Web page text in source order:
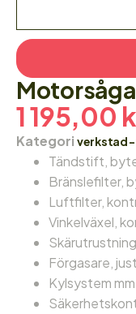
1 195,00
Kategori verkstad
Tändstift,
Bränslefilter,
Luftfilter,
Vinkelväxel,
Förgasare,
Kylsystem